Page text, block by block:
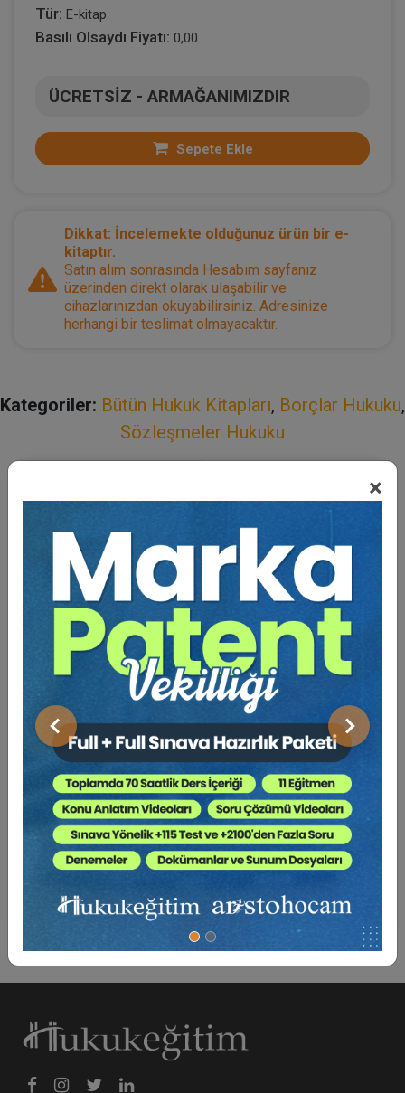
×
Önceki Sonraki
Tür: E-kitap
Basılı Olsaydı Fiyatı: 0,00
ÜCRETSİZ - ARMAĞANIMIZDIR
Sepete Ekle
Dikkat: İncelemekte olduğunuz ürün bir e-
kitaptır.
Satın alım sonrasında Hesabım sayfanız
üzerinden direkt olarak ulaşabilir ve
cihazlarınızdan okuyabilirsiniz. Adresinize
herhangi bir teslimat olmayacaktır.
Kategoriler: Bütün Hukuk Kitapları, Borçlar Hukuku,
Sözleşmeler Hukuku
Bu Kitap İçin Kaç Ağaç
Kesiliyor ?
Bu çalışma, bilimsel çalışma yapmak amacıyla değil; konuya
ilişkin genel bir çerçeve çizmek ve görüşlerimizi bildirmek
amacıyla hazırlanmıştır. Hem maddi hem de manevi yıkıma
yol açan depremin özel hukukta belki de akla ilk gelen
sonucu, zararların tazminidir. Zararların tazmini ise zarardan
sorumlu olan ile zarar gören arasında akdî ilişki bulunup
bulunmamasına göre farklı esaslara tabidir. Akdî ilişki
sözleşme sorumluluğuna, sözleşme dışı sorumluluk haksız fiil
sorumluluğuna işaret eder. Aşağıda öncelikle, uygulanacak
hükümlerin tespitine ilişkin esaslara yer verilmiş ardından
sözleşme sorumluluğu ve haksız fiil sorumluluğu ele
alınmıştır. Konuya ilişkin bazı Yargıtay kararlarının ilgili